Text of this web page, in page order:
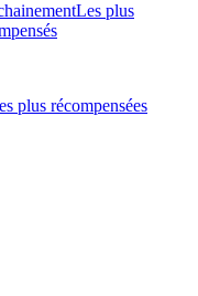
Les plus
plus récompensées